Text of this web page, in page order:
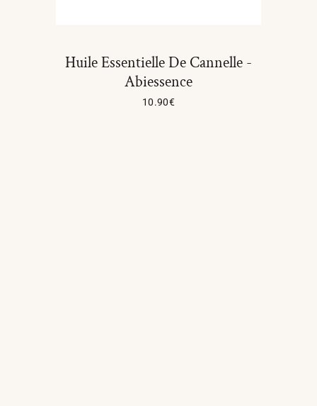
Huile Essentielle De Cannelle -
Abiessence
10.90€